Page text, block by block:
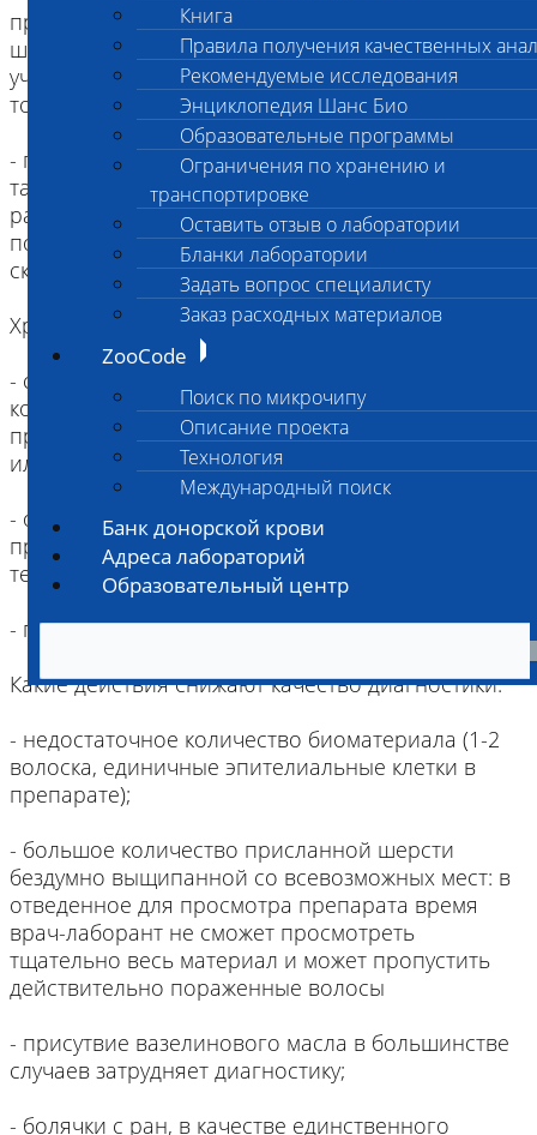
Книга
Правила получения качественных
Рекомендуемые исследования
Энциклопедия Шанс Био
Образовательные программы
Ограничения по хранению и
транспортировке
Оставить отзыв о лаборатории
Бланки лаборатории
Задать вопрос специалисту
Заказ расходных материалов
ZooCode
Поиск по микрочипу
Описание проекта
Технология
Международный поиск
Банк донорской крови
Адреса лабораторий
Образовательный центр
при подозрении на дерматофитию (лишай)
шерсть собирается по периферии пораженных
участков кожи, количество материала - пучок
толщиной не менее спички
- глубокий мазок из слухового прохода ватным
тампоном; содержимое равномерно
распределяется на предметном стекле и
покрывается другим стеклом, стекла плотно
скрепляются друг с другом скотчем
Хранение:
- соскобы, мазки подлежат хранению при
комнатной температуре, в лабораторию
препараты необходимо доставить в день взятия
или на следующий день
- образцы сухой шерсти можно хранить
продолжительное время при комнатной
температуре в бумажном конверте
- препараты нельзя замораживать!
Какие действия снижают качество диагностики:
- недостаточное количество биоматериала (1-2
волоска, единичные эпителиальные клетки в
препарате);
- большое количество присланной шерсти
бездумно выщипанной со всевозможных мест: в
отведенное для просмотра препарата время
врач-лаборант не сможет просмотреть
тщательно весь материал и может пропустить
действительно пораженные волосы
- присутвие вазелинового масла в большинстве
случаев затрудняет диагностику;
- болячки с ран, в качестве единственного